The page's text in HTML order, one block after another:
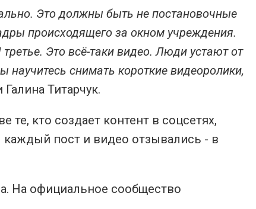
Это должны быть не постановочные
происходящего за окном учреждения.
Это всё-таки видео. Люди устают от
научитесь снимать короткие видеоролики,
Титарчук.
те, кто создает контент в соцсетях,
пост и видео отзывались - в
На официальное сообщество